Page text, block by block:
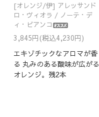
[オレンジ/伊] アレッサンド
ロ・ヴィオラ / ノーテ・デ
ィ・ビアンコ
3,845円(税込4,230円)
エキゾチックなアロマが香
る 丸みのある酸味が広がる
オレンジ。残2本